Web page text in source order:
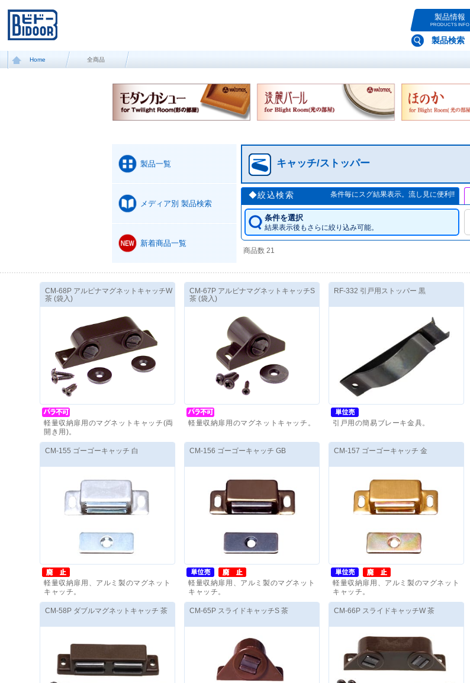
製品情報
PRODUCTS INFO
製品検索
Home 全商品
キャッチ/ストッパー
製品一覧
メディア別 製品検索
新着商品一覧
◆絞込検索 条件毎にスグ結果表示。流し見に便利!!
条件を選択
結果表示後もさらに絞り込み可能。
商品数 21
CM-68P アルピナマグネットキャッチW
茶 (袋入)
軽量収納扉用のマグネットキャッチ(両
開き用)。
価格(税抜)：510 円～
CM-67P アルピナマグネットキャッチS
茶 (袋入)
軽量収納扉用のマグネットキャッチ。
価格(税抜)：250 円～
RF-332 引戸用ストッパー 黒
引戸用の簡易ブレーキ金具。
価格(税抜)：270 円～
CM-155 ゴーゴーキャッチ 白
軽量収納扉用、アルミ製のマグネット
キャッチ。
価格(税抜)：270 円～
CM-156 ゴーゴーキャッチ GB
軽量収納扉用、アルミ製のマグネット
キャッチ。
価格(税抜)：310 円～
CM-157 ゴーゴーキャッチ 金
軽量収納扉用、アルミ製のマグネット
キャッチ。
価格(税抜)：310 円～
CM-58P ダブルマグネットキャッチ 茶 CM-65P スライドキャッチS 茶 CM-66P スライドキャッチW 茶